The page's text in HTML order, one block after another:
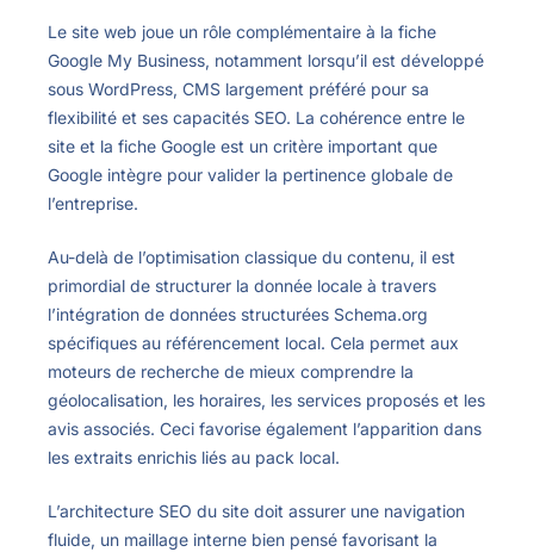
Le site web joue un rôle complémentaire à la fiche
Google My Business, notamment lorsqu’il est développé
sous WordPress, CMS largement préféré pour sa
flexibilité et ses capacités SEO. La cohérence entre le
site et la fiche Google est un critère important que
Google intègre pour valider la pertinence globale de
l’entreprise.
Au-delà de l’optimisation classique du contenu, il est
primordial de structurer la donnée locale à travers
l’intégration de données structurées Schema.org
spécifiques au référencement local. Cela permet aux
moteurs de recherche de mieux comprendre la
géolocalisation, les horaires, les services proposés et les
avis associés. Ceci favorise également l’apparition dans
les extraits enrichis liés au pack local.
L’architecture SEO du site doit assurer une navigation
fluide, un maillage interne bien pensé favorisant la